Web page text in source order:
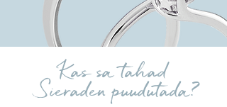
Kas sa tahad
Sieraden puudutada?